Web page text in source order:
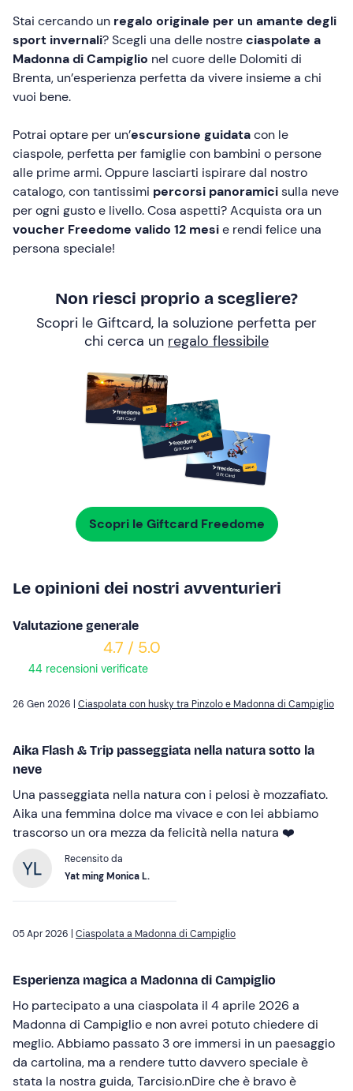
Stai cercando un regalo originale per un amante degli
sport invernali? Scegli una delle nostreciaspolate a
Madonna di Campiglio nel cuore delle Dolomiti di
Brenta, un’esperienza perfetta da vivere insieme a chi
vuoi bene.
Potrai optare per un’escursione guidatacon le
ciaspole, perfetta per famiglie con bambini o persone
alle prime armi. Oppure lasciarti ispirare dal nostro
catalogo, con tantissimi percorsi panoramicisulla neve
per ogni gusto e livello. Cosa aspetti? Acquista ora un
voucher Freedome valido 12 mesie rendi felice una
persona speciale!
Non riesci proprio a scegliere?
Scopri le Giftcard, la soluzione perfetta per
chi cerca un regalo flessibile
Scopri le Giftcard Freedome
Le opinioni dei nostri avventurieri
Valutazione generale
4.7 / 5.0
44 recensioni verificate
26 Gen 2026 | Ciaspolata con husky tra Pinzolo e Madonna di Campiglio
Aika Flash & Trip passeggiata nella natura sotto la
neve
Una passeggiata nella natura con i pelosi è mozzafiato.
Aika una femmina dolce ma vivace e con lei abbiamo
trascorso un ora mezza da felicità nella natura ❤️
Recensito da
Yat ming Monica L.
05 Apr 2026 | Ciaspolata a Madonna di Campiglio
Esperienza magica a Madonna di Campiglio
Ho partecipato a una ciaspolata il 4 aprile 2026 a
Madonna di Campiglio e non avrei potuto chiedere di
meglio. Abbiamo passato 3 ore immersi in un paesaggio
da cartolina, ma a rendere tutto davvero speciale è
stata la nostra guida, Tarcisio.nDire che è bravo è